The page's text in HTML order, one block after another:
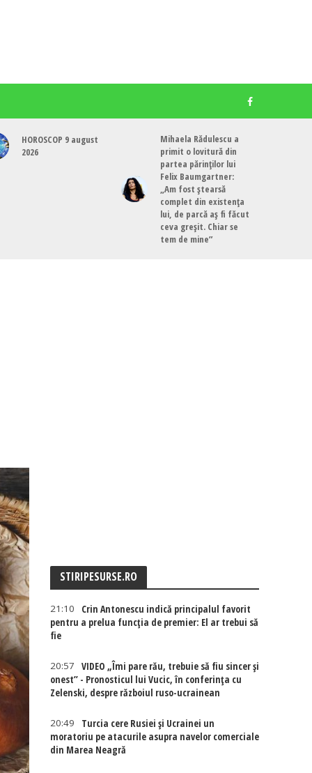
HOROSCOP 9 august
2026
Mihaela Rădulescu a
primit o lovitură din
partea părinților lui
Felix Baumgartner:
„Am fost ștearsă
complet din existența
lui, de parcă aș fi făcut
ceva greșit. Chiar se
tem de mine”
STIRIPESURSE.RO
21:10
Crin Antonescu indică principalul favorit
pentru a prelua funcția de premier: El ar trebui să
fie
20:57
VIDEO „Îmi pare rău, trebuie să fiu sincer și
onest” - Pronosticul lui Vucic, în conferința cu
Zelenski, despre războiul ruso-ucrainean
20:49
Turcia cere Rusiei și Ucrainei un
moratoriu pe atacurile asupra navelor comerciale
din Marea Neagră